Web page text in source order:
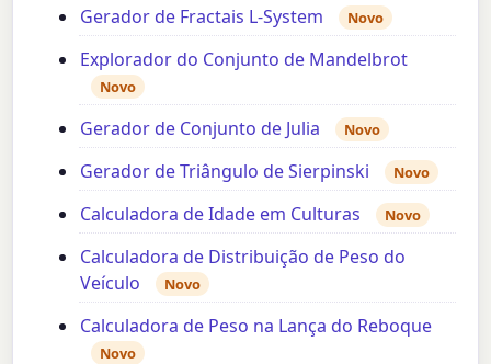
Gerador de Fractais L-System Novo
Explorador do Conjunto de Mandelbrot
Novo
Gerador de Conjunto de Julia Novo
Gerador de Triângulo de Sierpinski Novo
Calculadora de Idade em Culturas Novo
Calculadora de Distribuição de Peso do
Veículo
Novo
Calculadora de Peso na Lança do Reboque
Novo